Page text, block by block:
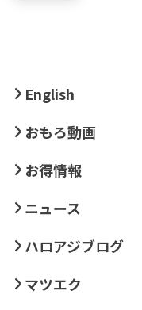
English
おもろ動画
お得情報
ニュース
ハロアジブログ
マツエク